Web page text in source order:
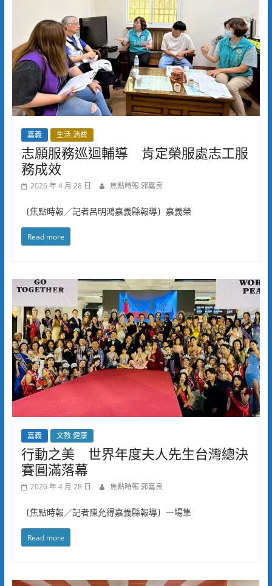
嘉義 生活.消費
志願服務巡迴輔導 肯定榮服處志工服
務成效
2026 年 4 月 28 日 焦點時報 郭嘉良
〔焦點時報／記者呂明鴻嘉義縣報導〕嘉義榮
Read more
嘉義 文教.健康
行動之美 世界年度夫人先生台灣總決
賽圓滿落幕
2026 年 4 月 28 日 焦點時報 郭嘉良
〔焦點時報／記者陳允得嘉義縣報導〕一場集
Read more